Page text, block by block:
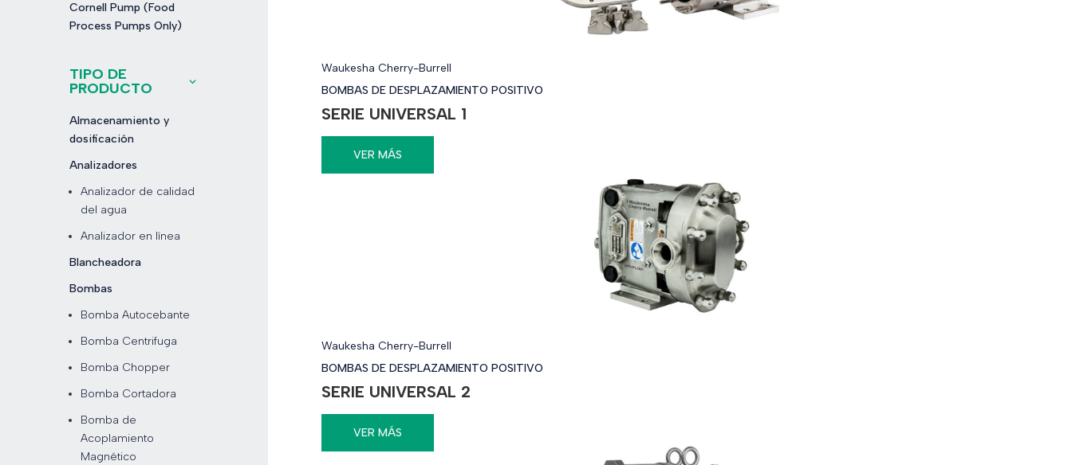
Cornell Pump (Food
Process Pumps Only)
TIPO DE
PRODUCTO
Almacenamiento y
dosificación
Analizadores
Analizador de calidad
del agua
Analizador en línea
Blancheadora
Bombas
Bomba Autocebante
Bomba Centrifuga
Bomba Chopper
Bomba Cortadora
Bomba de
Acoplamiento
Magnético
Waukesha Cherry-Burrell
BOMBAS DE DESPLAZAMIENTO POSITIVO
SERIE UNIVERSAL 1
VER MÁS
Waukesha Cherry-Burrell
BOMBAS DE DESPLAZAMIENTO POSITIVO
SERIE UNIVERSAL 2
VER MÁS